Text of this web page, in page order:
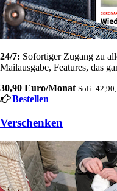
24/7: Sofortiger Zugang zu
Mailausgabe, Features, das
30,90 Euro/Monat Soli:
Bestellen
Verschenken